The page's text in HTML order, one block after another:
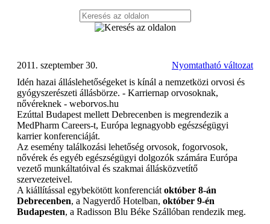
Nyomtatható változat
2011. szeptember 30.
Idén hazai álláslehetőségeket is kínál a nemzetközi orvosi és
gyógyszerészeti állásbörze. - Karriernap orvosoknak,
nővéreknek - weborvos.hu
Ezúttal Budapest mellett Debrecenben is megrendezik a
MedPharm Careers-t, Európa legnagyobb egészségügyi
karrier konferenciáját.
Az esemény találkozási lehetőség orvosok, fogorvosok,
nővérek és egyéb egészségügyi dolgozók számára Európa
vezető munkáltatóival és szakmai állásközvetítő
szervezeteivel.
A kiállítással egybekötött konferenciát október 8-án
Debrecenben, a Nagyerdő Hotelban, október 9-én
Budapesten, a Radisson Blu Béke Szállóban rendezik meg.